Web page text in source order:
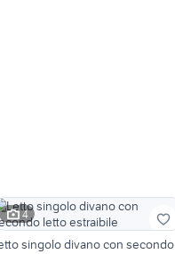
4
singolo divano con secondo